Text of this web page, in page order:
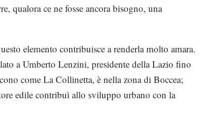
qualora ce ne fosse ancora bisogno, una
elemento contribuisce a renderla molto amara.
a Umberto Lenzini, presidente della Lazio fino
come La Collinetta, è nella zona di Boccea;
edile contribuì allo sviluppo urbano con la